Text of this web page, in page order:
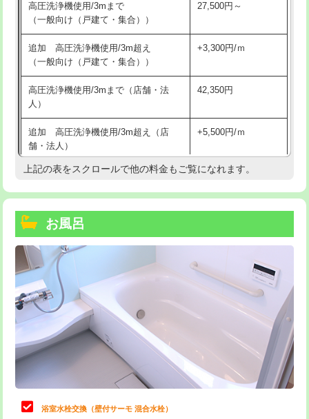
高圧洗浄機使用/3mまで
（一般向け（戸建て・集合））
27,500円～
追加 高圧洗浄機使用/3m超え
（一般向け（戸建て・集合））
+3,300円/ｍ
高圧洗浄機使用/3mまで（店舗・法
人）
42,350円
追加 高圧洗浄機使用/3m超え（店
舗・法人）
+5,500円/ｍ
高度高圧洗浄換 現地調査
トーラー機使用/3mまで
追加トーラー機使用/3m超え
カメラ調査 33,000円
桝清掃 8,800円
止水・漏水調査・防水処理・清掃・修
理・調整・分解・加工など（軽作業）
止水・漏水調査・防水処理・清掃・修
理・調整・分解・加工など（中作業）
22,000円
上記の表をスクロールで他の料金もご覧になれます。
お風呂
浴室水栓交換（壁付サーモ 混合水栓）